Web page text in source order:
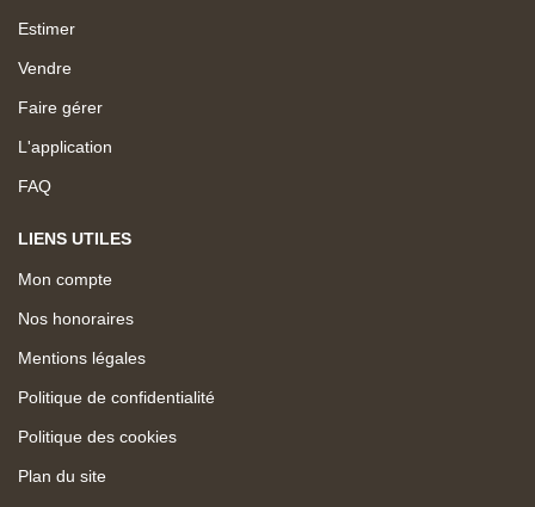
Estimer
Vendre
Faire gérer
L'application
FAQ
LIENS UTILES
Mon compte
Nos honoraires
Mentions légales
Politique de confidentialité
Politique des cookies
Plan du site